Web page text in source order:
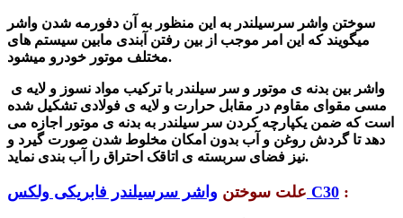
سوختن واشر سرسیلندر به این منظور به آن دفورمه شدن واشر
میگویند که این امر موجب از بین رفتن آبندی مابین سیستم های
مختلف موتور خودرو میشود.
مسی مقوای مقاوم در مقابل حرارت و لایه ی فولادی تشکیل شده
است که ضمن یکپارچه کردن سر سیلندر به بدنه ی موتور اجازه می
دهد تا گردش روغن و آب بدون امکان مخلوط شدن صورت گیرد و
نیز فضای سربسته ی اتاقک احتراق را آب بندی نماید.
علت سوختن واشر سرسیلندر فابریکی ولکس C30 :